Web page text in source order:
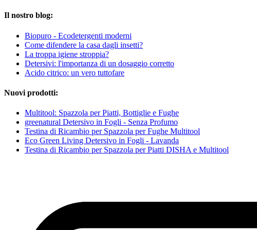
Il nostro blog:
Biopuro - Ecodetergenti moderni
Come difendere la casa dagli insetti?
La troppa igiene stroppia?
Detersivi: l'importanza di un dosaggio corretto
Acido citrico: un vero tuttofare
Nuovi prodotti:
Multitool: Spazzola per Piatti, Bottiglie e Fughe
greenatural Detersivo in Fogli - Senza Profumo
Testina di Ricambio per Spazzola per Fughe Multitool
Eco Green Living Detersivo in Fogli - Lavanda
Testina di Ricambio per Spazzola per Piatti DISHA e Multitool